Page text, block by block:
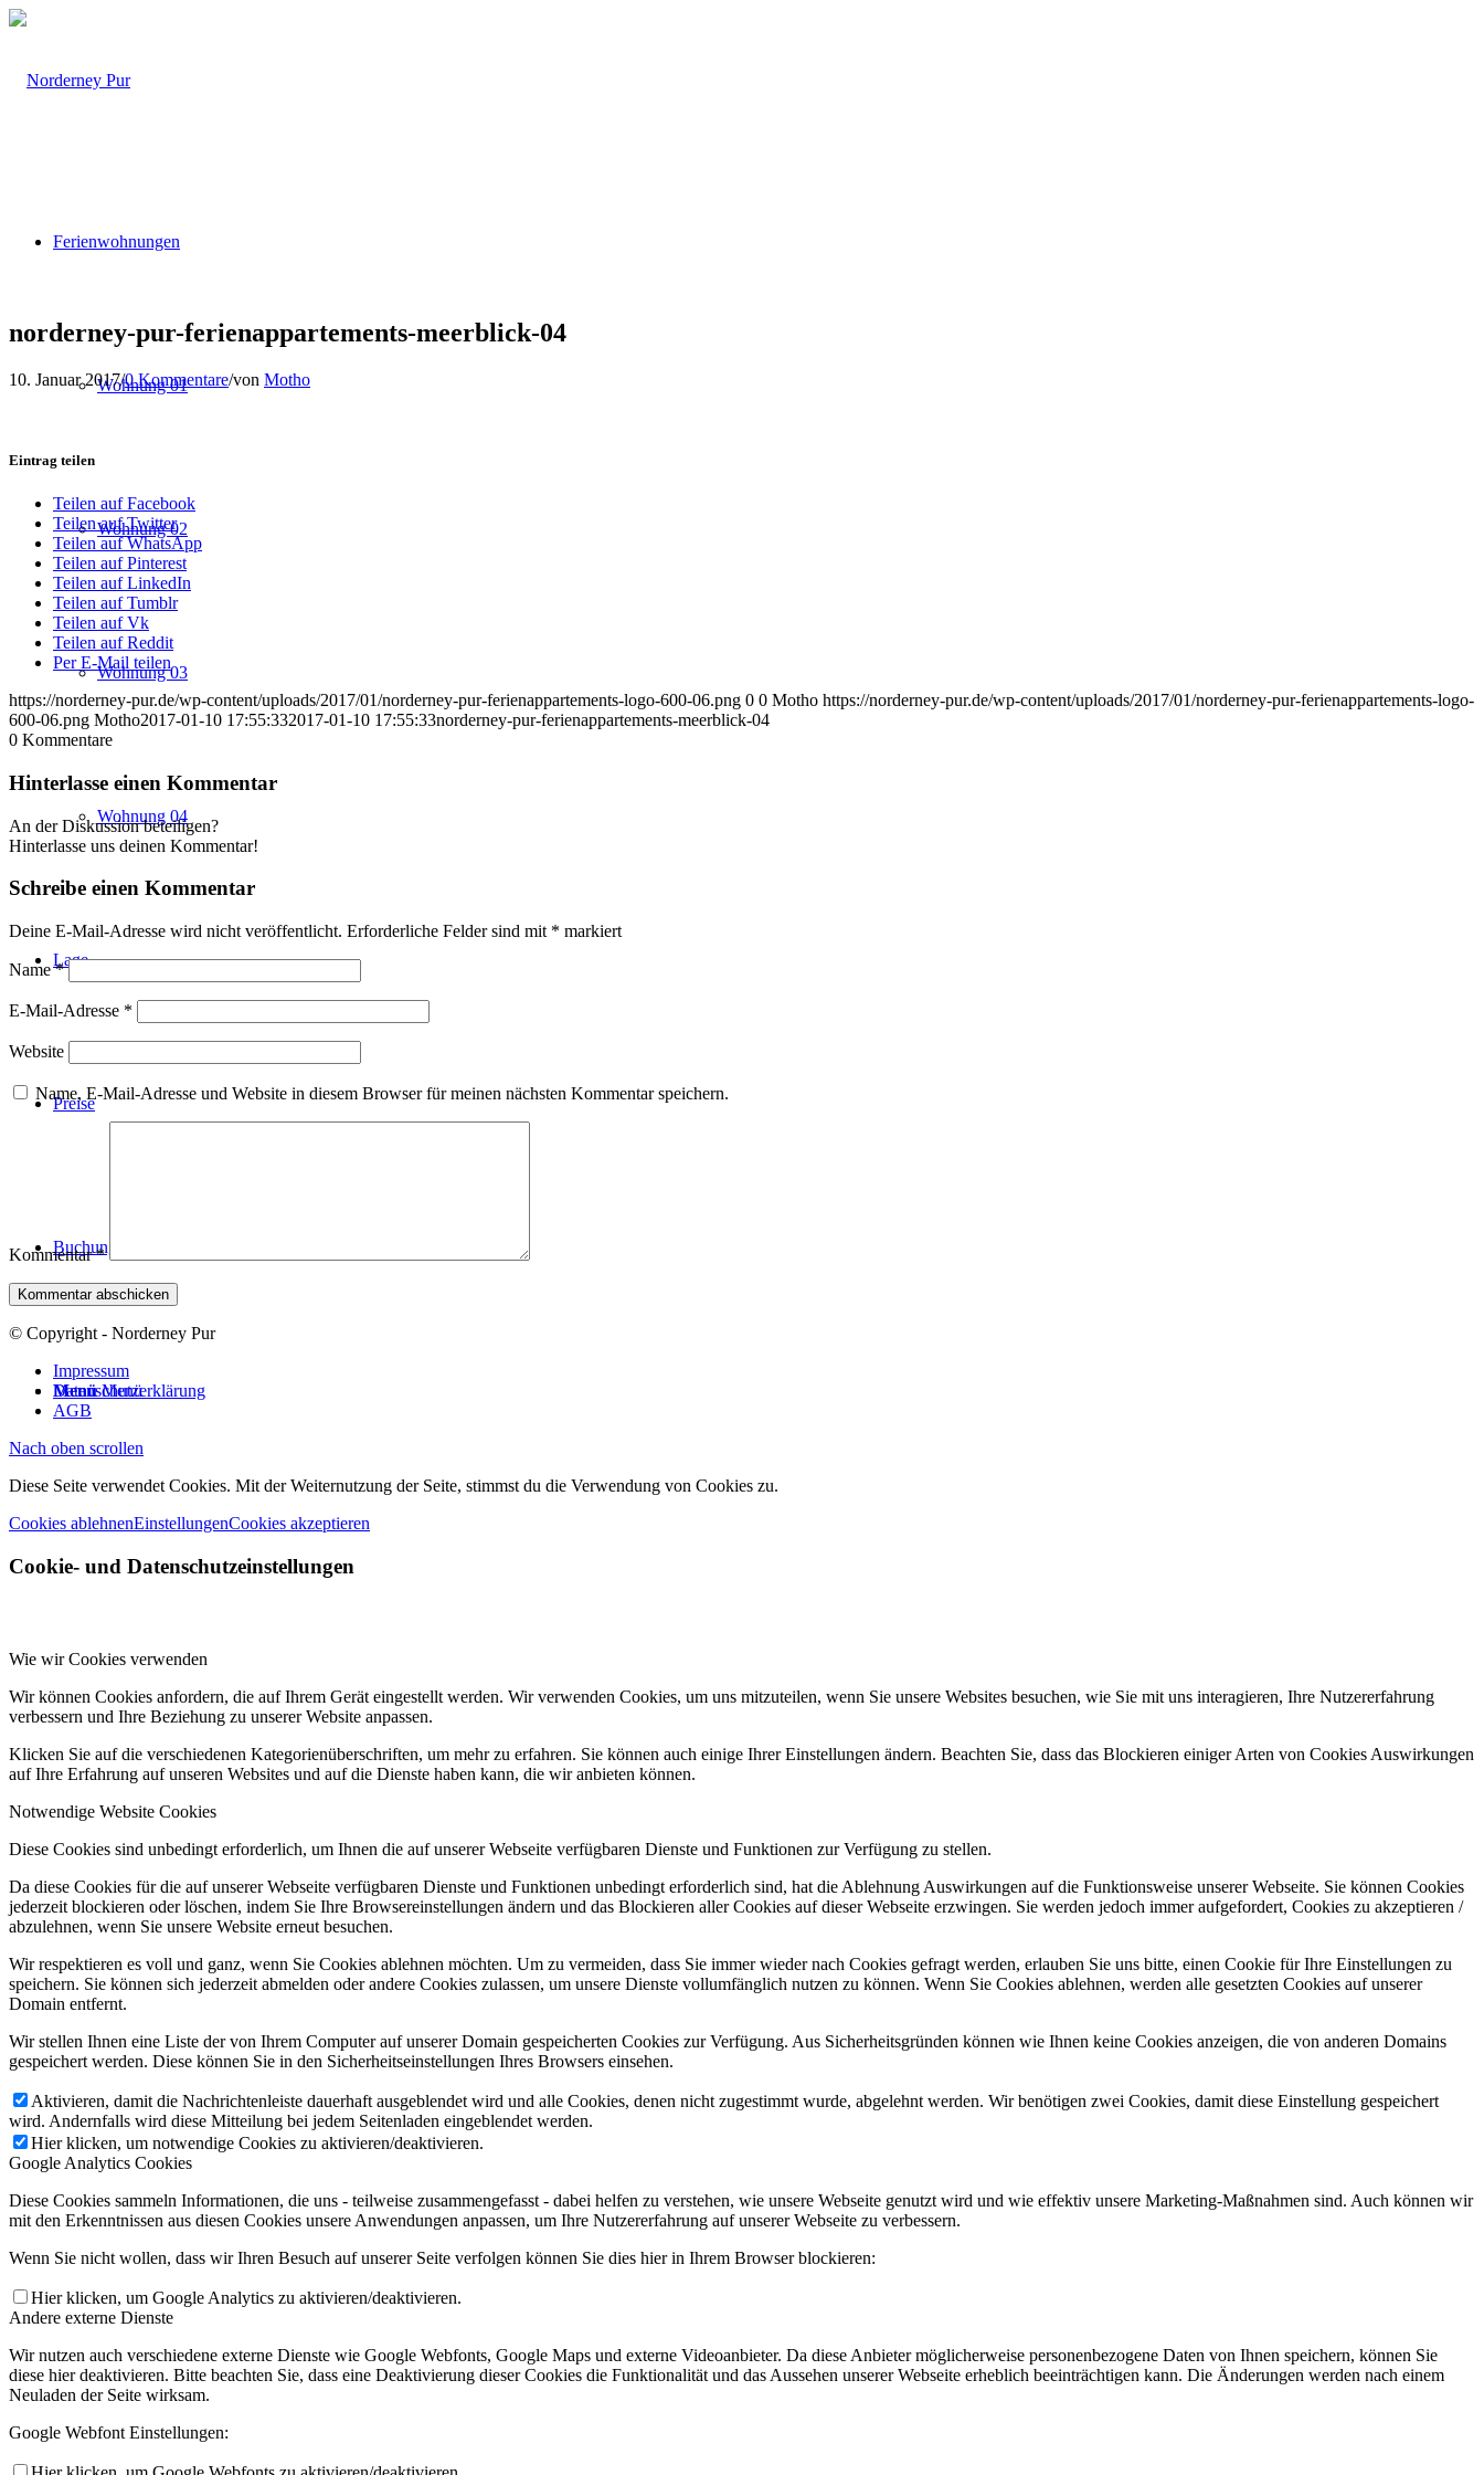
Ferienwohnungen
Wohnung 01
Wohnung 02
Wohnung 03
Wohnung 04
Lage
Preise
Buchung
Menü Menü
norderney-pur-ferienappartements-meerblick-04
10. Januar 2017/0 Kommentare/von Motho
Eintrag teilen
Teilen auf Facebook
Teilen auf Twitter
Teilen auf WhatsApp
Teilen auf Pinterest
Teilen auf LinkedIn
Teilen auf Tumblr
Teilen auf Vk
Teilen auf Reddit
Per E-Mail teilen
https://norderney-pur.de/wp-content/uploads/2017/01/norderney-pur-ferienappartements-logo-600-06.png 0 0 Motho https://norderney-pur.de/wp-content/uploads/2017/01/norderney-pur-ferienappartements-logo-
600-06.png Motho2017-01-10 17:55:332017-01-10 17:55:33norderney-pur-ferienappartements-meerblick-04
0 Kommentare
Hinterlasse einen Kommentar
An der Diskussion beteiligen?
Hinterlasse uns deinen Kommentar!
Schreibe einen Kommentar
Deine E-Mail-Adresse wird nicht veröffentlicht. Erforderliche Felder sind mit * markiert
Name*
E-Mail-Adresse *
Website
Name, E-Mail-Adresse und Website in diesem Browser für meinen nächsten Kommentar speichern.
Kommentar*
© Copyright - Norderney Pur
Impressum
Datenschutzerklärung
AGB
Nach oben scrollen
Diese Seite verwendet Cookies. Mit der Weiternutzung der Seite, stimmst du die Verwendung von Cookies zu.
Cookies ablehnenEinstellungenCookies akzeptieren
Cookie- und Datenschutzeinstellungen
Wie wir Cookies verwenden
Wir können Cookies anfordern, die auf Ihrem Gerät eingestellt werden. Wir verwenden Cookies, um uns mitzuteilen, wenn Sie unsere Websites besuchen, wie Sie mit uns interagieren, Ihre Nutzererfahrung
verbessern und Ihre Beziehung zu unserer Website anpassen.
Klicken Sie auf die verschiedenen Kategorienüberschriften, um mehr zu erfahren. Sie können auch einige Ihrer Einstellungen ändern. Beachten Sie, dass das Blockieren einiger Arten von Cookies Auswirkungen
auf Ihre Erfahrung auf unseren Websites und auf die Dienste haben kann, die wir anbieten können.
Notwendige Website Cookies
Diese Cookies sind unbedingt erforderlich, um Ihnen die auf unserer Webseite verfügbaren Dienste und Funktionen zur Verfügung zu stellen.
Da diese Cookies für die auf unserer Webseite verfügbaren Dienste und Funktionen unbedingt erforderlich sind, hat die Ablehnung Auswirkungen auf die Funktionsweise unserer Webseite. Sie können Cookies
jederzeit blockieren oder löschen, indem Sie Ihre Browsereinstellungen ändern und das Blockieren aller Cookies auf dieser Webseite erzwingen. Sie werden jedoch immer aufgefordert, Cookies zu akzeptieren /
abzulehnen, wenn Sie unsere Website erneut besuchen.
Wir respektieren es voll und ganz, wenn Sie Cookies ablehnen möchten. Um zu vermeiden, dass Sie immer wieder nach Cookies gefragt werden, erlauben Sie uns bitte, einen Cookie für Ihre Einstellungen zu
speichern. Sie können sich jederzeit abmelden oder andere Cookies zulassen, um unsere Dienste vollumfänglich nutzen zu können. Wenn Sie Cookies ablehnen, werden alle gesetzten Cookies auf unserer
Domain entfernt.
Wir stellen Ihnen eine Liste der von Ihrem Computer auf unserer Domain gespeicherten Cookies zur Verfügung. Aus Sicherheitsgründen können wie Ihnen keine Cookies anzeigen, die von anderen Domains
gespeichert werden. Diese können Sie in den Sicherheitseinstellungen Ihres Browsers einsehen.
Aktivieren, damit die Nachrichtenleiste dauerhaft ausgeblendet wird und alle Cookies, denen nicht zugestimmt wurde, abgelehnt werden. Wir benötigen zwei Cookies, damit diese Einstellung gespeichert
wird. Andernfalls wird diese Mitteilung bei jedem Seitenladen eingeblendet werden.
Hier klicken, um notwendige Cookies zu aktivieren/deaktivieren.
Google Analytics Cookies
Diese Cookies sammeln Informationen, die uns - teilweise zusammengefasst - dabei helfen zu verstehen, wie unsere Webseite genutzt wird und wie effektiv unsere Marketing-Maßnahmen sind. Auch können wir
mit den Erkenntnissen aus diesen Cookies unsere Anwendungen anpassen, um Ihre Nutzererfahrung auf unserer Webseite zu verbessern.
Wenn Sie nicht wollen, dass wir Ihren Besuch auf unserer Seite verfolgen können Sie dies hier in Ihrem Browser blockieren:
Hier klicken, um Google Analytics zu aktivieren/deaktivieren.
Andere externe Dienste
Wir nutzen auch verschiedene externe Dienste wie Google Webfonts, Google Maps und externe Videoanbieter. Da diese Anbieter möglicherweise personenbezogene Daten von Ihnen speichern, können Sie
diese hier deaktivieren. Bitte beachten Sie, dass eine Deaktivierung dieser Cookies die Funktionalität und das Aussehen unserer Webseite erheblich beeinträchtigen kann. Die Änderungen werden nach einem
Neuladen der Seite wirksam.
Google Webfont Einstellungen: